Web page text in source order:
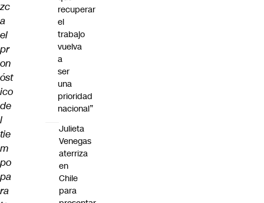
zc
a
el
pr
on
óst
ico
de
l
tie
m
po
pa
ra
recuperar
el
trabajo
vuelva
a
ser
una
prioridad
nacional”
Julieta
Venegas
aterriza
en
Chile
para